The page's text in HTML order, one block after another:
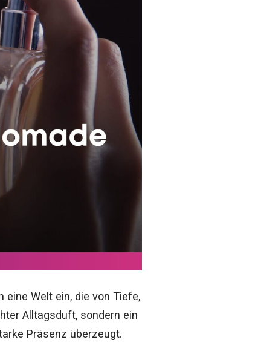
Welt ein, die von Tiefe,
Alltagsduft, sondern ein
Präsenz überzeugt.